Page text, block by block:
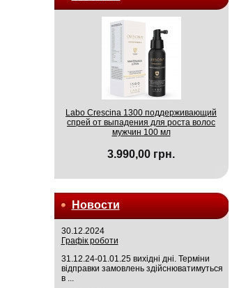
Labo Crescina 1300 поддерживающий
спрей от выпадения для роста волос
мужчин 100 мл
3.990,00 грн.
Новости
30.12.2024
Графік роботи
31.12.24-01.01.25 вихідні дні. Терміни
відправки замовлень здійснюватимуться
в ...